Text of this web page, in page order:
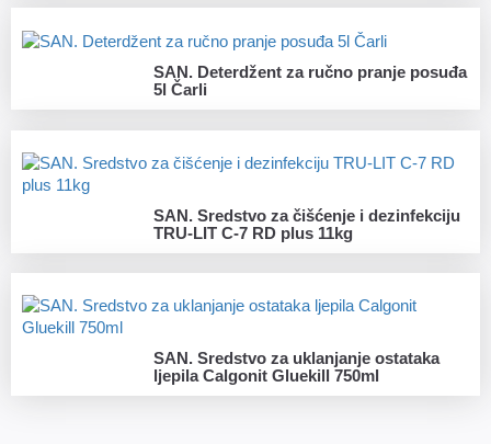
SAN. Deterdžent za ručno pranje posuđa
5l Čarli
SAN. Sredstvo za čišćenje i dezinfekciju
TRU-LIT C-7 RD plus 11kg
SAN. Sredstvo za uklanjanje ostataka
ljepila Calgonit Gluekill 750ml